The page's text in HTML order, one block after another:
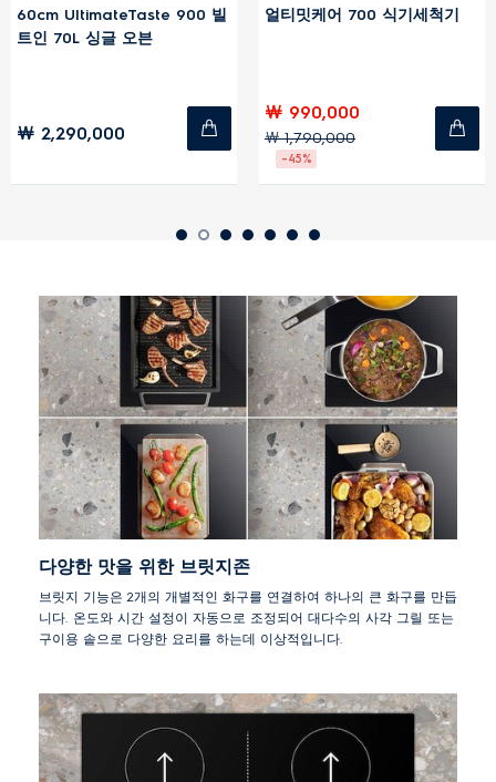
60cm UltimateTaste 900 빌
트인 70L 싱글 오븐
￦ 2,290,000
얼티밋케어 700 식기세척기
￦ 990,000
￦ 1,790,000
-45%
다양한 맛을 위한 브릿지존
브릿지 기능은 2개의 개별적인 화구를 연결하여 하나의 큰 화구를 만듭
니다. 온도와 시간 설정이 자동으로 조정되어 대다수의 사각 그릴 또는
구이용 솥으로 다양한 요리를 하는데 이상적입니다.